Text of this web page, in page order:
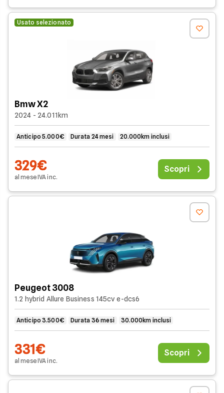
Usato selezionato
Bmw X2
2024 - 24.011km
Anticipo 5.000€ Durata 24 mesi 20.000km inclusi
329€
al meseIVAinc.
Scopri
Peugeot 3008
1.2 hybrid Allure Business 145cv e-dcs6
Anticipo 3.500€ Durata 36 mesi 30.000km inclusi
331€
al meseIVAinc.
Scopri